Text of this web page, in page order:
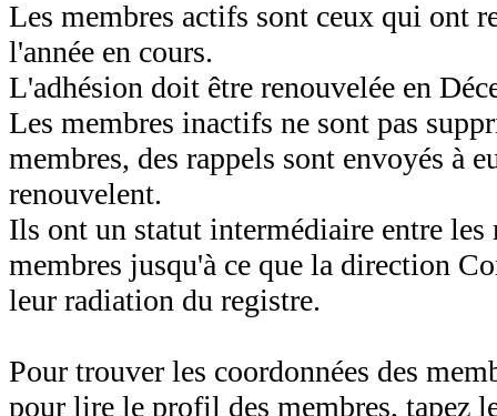
Les membres actifs sont ceux qui ont
l'année en cours.
L'adhésion doit être renouvelée en
Les membres inactifs ne sont pas
membres, des rappels sont envoyés à
renouvelent.
Ils ont un statut intermédiaire entre les
membres jusqu'à ce que la direction
leur radiation du registre.
Pour trouver les coordonnées des
pour lire le profil des membres, tapez